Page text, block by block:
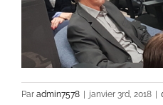
Par admin7578 janvier 3rd, 2018